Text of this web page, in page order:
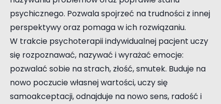
psychicznego. Pozwala spojrzeć na trudności z innej
perspektywy oraz pomaga w ich rozwiązaniu.
W trakcie psychoterapii indywidualnej pacjent uczy
się rozpoznawać, nazywać i wyrażać emocje:
pozwalać sobie na strach, złość, smutek. Buduje na
nowo poczucie własnej wartości, uczy się
samoakceptacji, odnajduje na nowo sens, radość i